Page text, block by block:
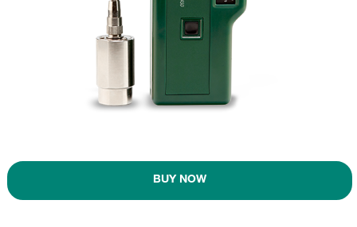
BUY NOW